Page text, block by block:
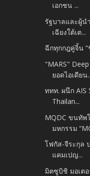
เอกชน ...
รัฐบาลและผู้น
เฉียงใต้เต...
ฉีกทุกกฎคู่จิ้น “
"MARS"
ยอดไอเดียน
ททท. ผนึก AIS
Thailan...
MQDC ขนทัพ
มหกรรม
โฟกัส-จีระกุล
แคมเปญ...
มิตซูบิชิ มอเต